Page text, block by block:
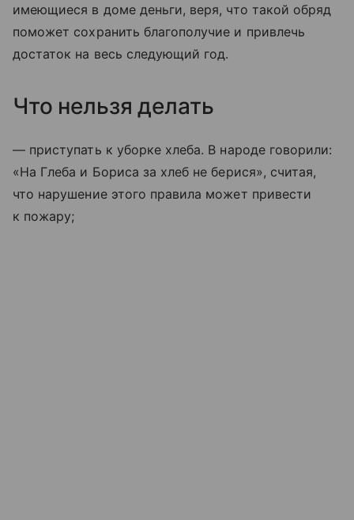
имеющиеся в доме деньги, веря, что такой обряд
поможет сохранить благополучие и привлечь
достаток на весь следующий год.
Что нельзя делать
— приступать к уборке хлеба. В народе говорили:
«На Глеба и Бориса за хлеб не берися», считая,
что нарушение этого правила может привести
к пожару;